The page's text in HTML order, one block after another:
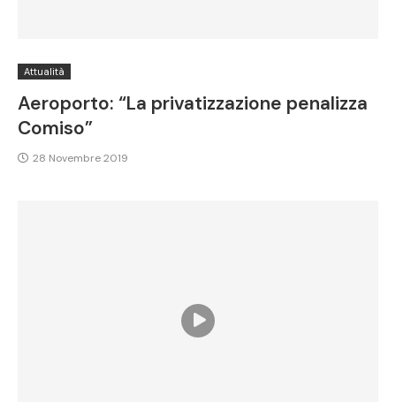
Attualità
Aeroporto: “La privatizzazione penalizza
Comiso”
28 Novembre 2019